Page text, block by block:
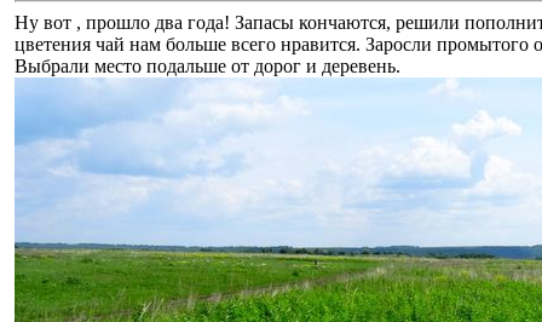
Ну вот , прошло два года! Запасы кончаются, решили
цветения чай нам больше всего нравится. Заросли
Выбрали место подальше от дорог и деревень.